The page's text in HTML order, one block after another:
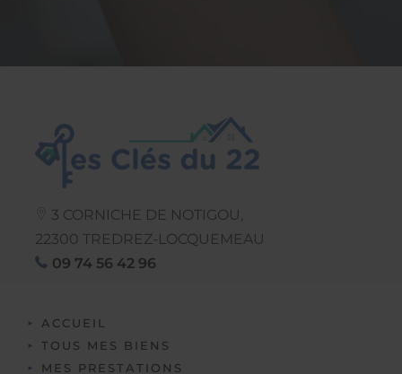
3 CORNICHE DE NOTIGOU,
22300 TREDREZ-LOCQUEMEAU
09 74 56 42 96
ACCUEIL
TOUS MES BIENS
MES PRESTATIONS